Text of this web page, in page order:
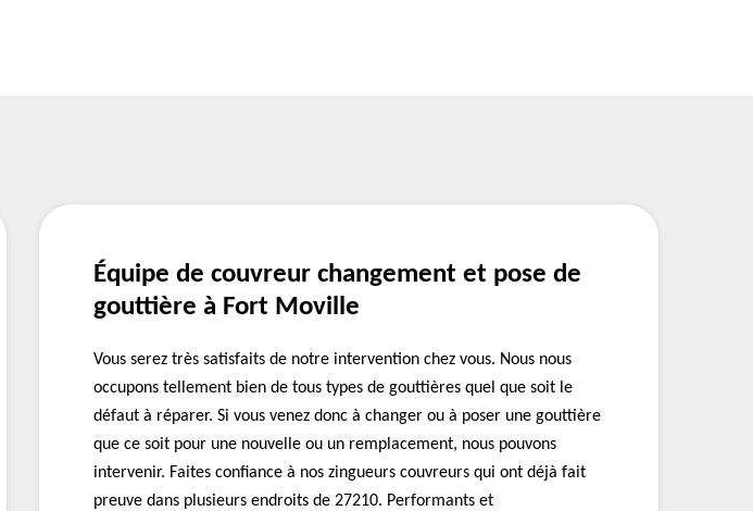
Équipe de couvreur changement et pose de
gouttière à Fort Moville
Vous serez très satisfaits de notre intervention chez vous. Nous nous
occupons tellement bien de tous types de gouttières quel que soit le
défaut à réparer. Si vous venez donc à changer ou à poser une gouttière
que ce soit pour une nouvelle ou un remplacement, nous pouvons
intervenir. Faites confiance à nos zingueurs couvreurs qui ont déjà fait
preuve dans plusieurs endroits de 27210. Performants et